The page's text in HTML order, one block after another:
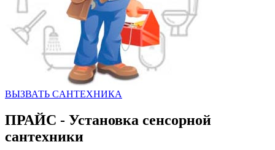
ВЫЗВАТЬ CАНТЕХНИКА
ПРАЙС - Установка сенсорной
сантехники